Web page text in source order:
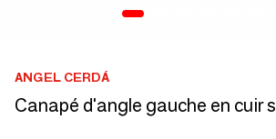
ANGEL CERDÁ
Canapé d'angle gauche en cuir